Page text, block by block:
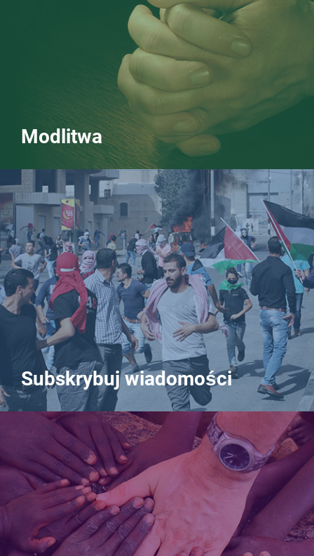
Modlitwa
Subskrybuj wiadomości